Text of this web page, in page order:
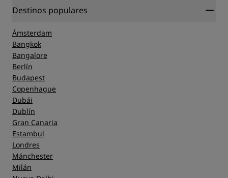
Destinos populares
Ámsterdam
Bangkok
Bangalore
Berlín
Budapest
Copenhague
Dubái
Dublín
Gran Canaria
Estambul
Londres
Mánchester
Milán